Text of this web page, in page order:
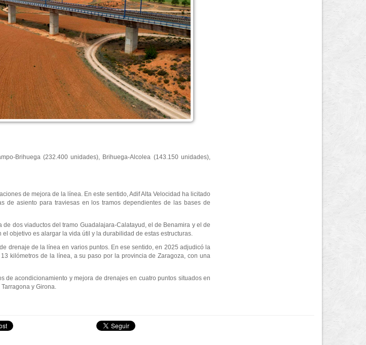
Brihuega (232.400 unidades), Brihuega-Alcolea (143.150 unidades),
de mejora de la línea. En este sentido, Adif Alta Velocidad ha licitado
de asiento para traviesas en los tramos dependientes de las bases de
dos viaductos del tramo Guadalajara-Calatayud, el de Benamira y el de
objetivo es alargar la vida útil y la durabilidad de estas estructuras.
drenaje de la línea en varios puntos. En ese sentido, en 2025 adjudicó la
kilómetros de la línea, a su paso por la provincia de Zaragoza, con una
de acondicionamiento y mejora de drenajes en cuatro puntos situados en
y Girona.